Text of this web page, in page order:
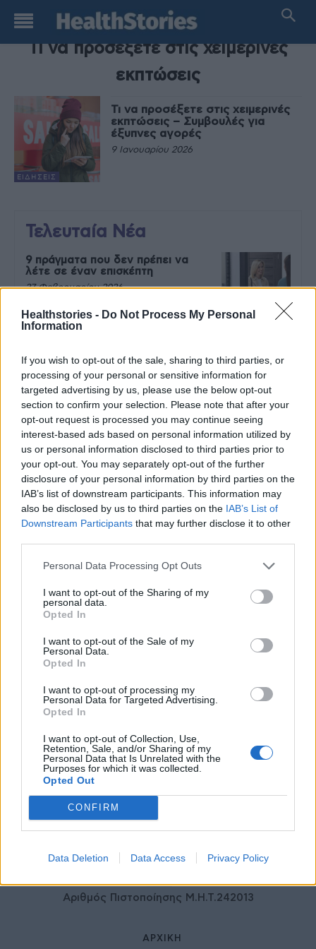
Healthstories - Do Not Process My Personal
Information
If you wish to opt-out of the sale, sharing to third parties, or
processing of your personal or sensitive information for
targeted advertising by us, please use the below opt-out
section to confirm your selection. Please note that after your
opt-out request is processed you may continue seeing
interest-based ads based on personal information utilized by
us or personal information disclosed to third parties prior to
your opt-out. You may separately opt-out of the further
disclosure of your personal information by third parties on the
IAB’s list of downstream participants. This information may
also be disclosed by us to third parties on the IAB’s List of
Downstream Participants that may further disclose it to other
Personal Data Processing Opt Outs
I want to opt-out of the Sharing of my
personal data.
Opted In
I want to opt-out of the Sale of my
Personal Data.
Opted In
I want to opt-out of processing my
Personal Data for Targeted Advertising.
Opted In
I want to opt-out of Collection, Use,
Retention, Sale, and/or Sharing of my
Personal Data that Is Unrelated with the
Purposes for which it was collected.
Opted Out
CONFIRM
Data Deletion Data Access Privacy Policy
TAG
Τι να προσέξετε στις χειμερινές
εκπτώσεις
ΕΙΔΉΣΕΙΣ
Τι να προσέξετε στις χειμερινές
εκπτώσεις – Συμβουλές για
έξυπνες αγορές
9 Ιανουαρίου 2026
Τελευταία Νέα
9 πράγματα που δεν πρέπει να
λέτε σε έναν επισκέπτη
27 Φεβρουαρίου 2026
γεννηθεί μέσω εξωσωματικής, με
την υποστήριξη της Be-Live
27 Φεβρουαρίου 2026
Μεταπροπονητική πείνα: Ο λόγος
που θέλεις να καταβροχθίσεις τα
πάντα μετά την άσκηση
27 Φεβρουαρίου 2026
Ωρίων – Σπάνια νοσήματα
συνδέονται με μνημεία που
πνεύμα της χώρας μας
Γεωργιάδης: Πολλαπλά οφέλη από
ιδιωτικού τομέα
27 Φεβρουαρίου 2026
© HealthStories - All rights reserved.
Αριθμός Πιστοποίησης Μ.Η.Τ.242013
ΑΡΧΙΚΉ